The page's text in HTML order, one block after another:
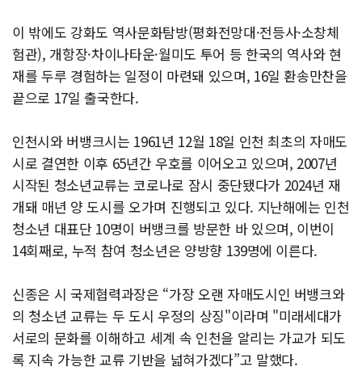
이 밖에도 강화도 역사문화탐방(평화전망대·전등사·소창체
험관), 개항장·차이나타운·월미도 투어 등 한국의 역사와 현
재를 두루 경험하는 일정이 마련돼 있으며, 16일 환송만찬을
끝으로 17일 출국한다.
인천시와 버뱅크시는 1961년 12월 18일 인천 최초의 자매도
시로 결연한 이후 65년간 우호를 이어오고 있으며, 2007년
시작된 청소년교류는 코로나로 잠시 중단됐다가 2024년 재
개돼 매년 양 도시를 오가며 진행되고 있다. 지난해에는 인천
청소년 대표단 10명이 버뱅크를 방문한 바 있으며, 이번이
14회째로, 누적 참여 청소년은 양방향 139명에 이른다.
신종은 시 국제협력과장은 “가장 오랜 자매도시인 버뱅크와
의 청소년 교류는 두 도시 우정의 상징"이라며 "미래세대가
서로의 문화를 이해하고 세계 속 인천을 알리는 가교가 되도
록 지속 가능한 교류 기반을 넓혀가겠다”고 말했다.